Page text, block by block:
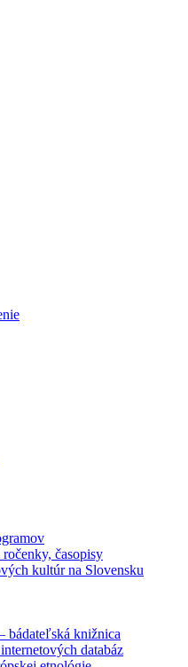
časopisy
kultúr na Slovensku
bádateľská knižnica
databáz